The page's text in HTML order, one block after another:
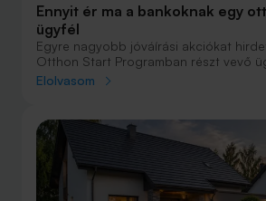
Ennyit ér ma a bankoknak egy
ügyfél
Egyre nagyobb jóváírási akciókat
Otthon Start Programban részt vevő
ahol összesen akár félmillió forint
nagyobb jóváírásért?
Elolvasom